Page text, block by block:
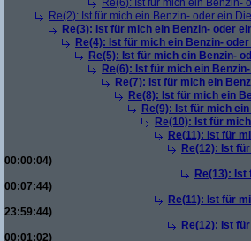
Re(6): Ist für mich ein Benzin-
Re(2): Ist für mich ein Benzin- oder ein
Re(3): Ist für mich ein Benzin- oder
Re(4): Ist für mich ein Benzin-
Re(5): Ist für mich ein Benzin-
Re(6): Ist für mich ein
Re(7): Ist für mich ein
Re(8): Ist für mich ein
Re(9): Ist für mich
Re(10): Ist für
Re(11): Ist für
Re(12): Ist
00:00:04)
Re(13):
00:07:44)
Re(11): Ist für
23:59:44)
Re(12): Ist
00:01:02)